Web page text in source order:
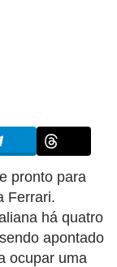
pronto para
Ferrari.
há quatro
apontado
ocupar uma